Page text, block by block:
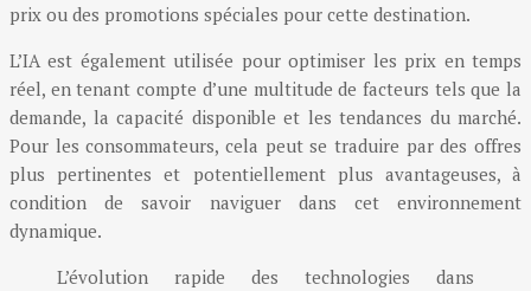
prix ou des promotions spéciales pour cette destination.
L’IA est également utilisée pour optimiser les prix en temps
réel, en tenant compte d’une multitude de facteurs tels que la
demande, la capacité disponible et les tendances du marché.
Pour les consommateurs, cela peut se traduire par des offres
plus pertinentes et potentiellement plus avantageuses, à
condition de savoir naviguer dans cet environnement
dynamique.
L’évolution rapide des technologies dans